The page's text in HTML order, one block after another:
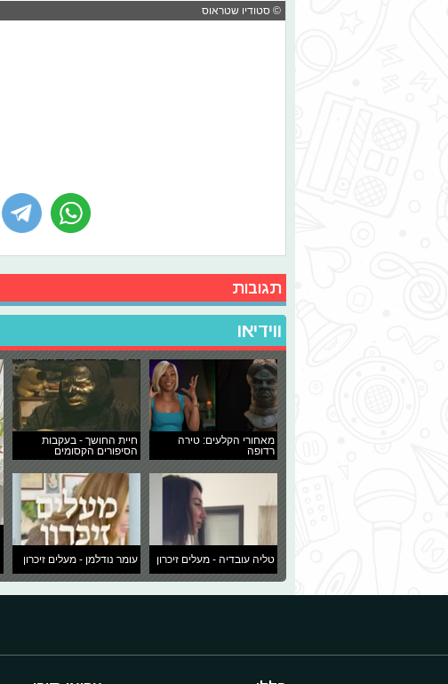
© סטודיו שטראוס
תגובות
ווידיאו
מאחורי הקלעים: טירה
רדופה
חיית החושך - בעקבות
הסיפורים הקסומים
טליה עובדיה - מעלים זיכרון עומר נודלמן - מעלים זיכרון